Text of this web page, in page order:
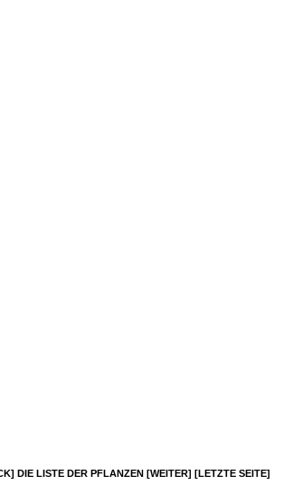
DIE LISTE DER PFLANZEN [WEITER] [LETZTE SEITE]